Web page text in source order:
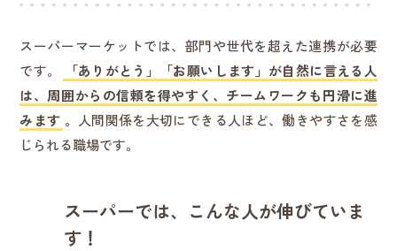
スーパーマーケットでは、部門や世代を超えた連携が必要
です。
「ありがとう」「お願いします」が自然に言える人
は、周囲からの信頼を得やすく、チームワークも円滑に進
みます 。人間関係を大切にできる人ほど、働きやすさを感
じられる職場です。
スーパーでは、こんな人が伸びていま
す！